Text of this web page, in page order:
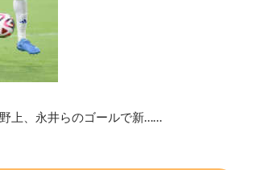
上、永井らのゴールで新……